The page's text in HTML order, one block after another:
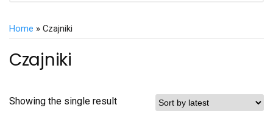
Home » Czajniki
Czajniki
Showing the single result